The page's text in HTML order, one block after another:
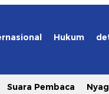
Hukum
Suara Pembaca